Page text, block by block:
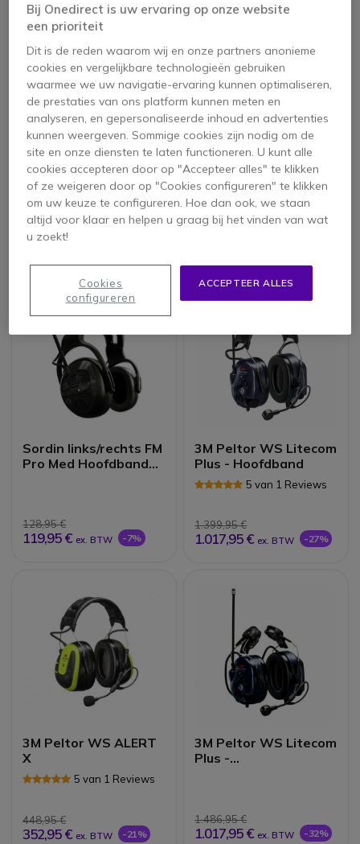
3M Peltor CH3 FLX2
met microfoon en
PTT -
Helmbevestiging
372,95 €
279,95 €
Gehoorbeschermers
voor Entel HT ATEX
Serie
404,95 €
Sordin links/rechts FM
Pro Med Hoofdband
128,95 €
119,95 € ex. BTW -7%
3M Peltor WS Litecom
Plus - Hoofdband
5 van 1 Reviews
1.399,95 €
1.017,95 € ex. BTW -27%
3M Peltor WS ALERT
X
5 van 1 Reviews
448,95 €
352,95 € ex. BTW -21%
3M Peltor WS Litecom
Plus -
1.486,95 €
1.017,95 € ex. BTW -32%
Bij Onedirect is uw ervaring op onze website
een prioriteit
Dit is de reden waarom wij en onze partners anonieme
cookies en vergelijkbare technologieën gebruiken
waarmee we uw navigatie-ervaring kunnen optimaliseren,
de prestaties van ons platform kunnen meten en
analyseren, en gepersonaliseerde inhoud en advertenties
kunnen weergeven. Sommige cookies zijn nodig om de
site en onze diensten te laten functioneren. U kunt alle
cookies accepteren door op "Accepteer alles" te klikken
of ze weigeren door op "Cookies configureren" te klikken
om uw keuze te configureren. Hoe dan ook, we staan
altijd voor klaar en helpen u graag bij het vinden van wat
u zoekt!
ACCEPTEER ALLES
Cookies
configureren